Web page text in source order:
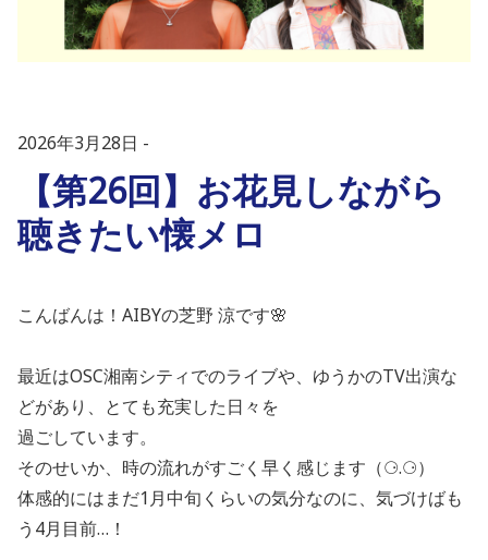
2026年3月28日
【第26回】お花見しながら
聴きたい懐メロ
こんばんは！AIBYの芝野 涼です🌸
最近はOSC湘南シティでのライブや、ゆうかのTV出演な
どがあり、とても充実した日々を
過ごしています。
そのせいか、時の流れがすごく早く感じます（⚆.⚆）
体感的にはまだ1月中旬くらいの気分なのに、気づけばも
う4月目前…！